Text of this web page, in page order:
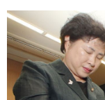
港澳
科技
图片